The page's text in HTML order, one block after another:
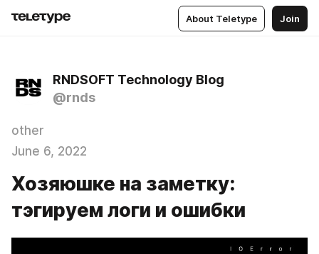
About Teletype Join
RNDSOFT Technology Blog
@rnds
other
June 6, 2022
Хозяюшке на заметку:
тэгируем логи и ошибки